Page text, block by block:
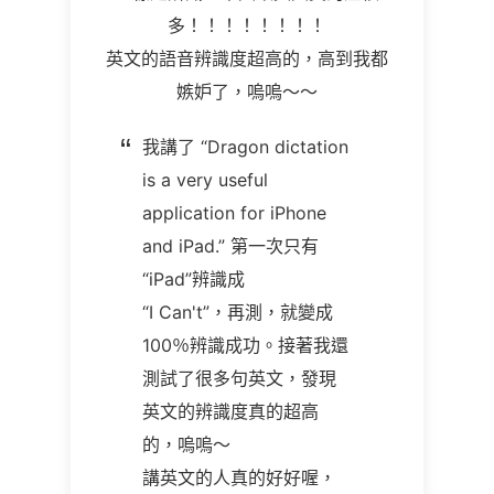
多！！！！！！！！
英文的語音辨識度超高的，高到我都
嫉妒了，嗚嗚～～
我講了 “Dragon dictation
is a very useful
application for iPhone
and iPad.” 第一次只有
“iPad”辨識成
“I Can't” ，再測，就變成
100％辨識成功。接著我還
測試了很多句英文，發現
英文的辨識度真的超高
的，嗚嗚～
講英文的人真的好好喔，